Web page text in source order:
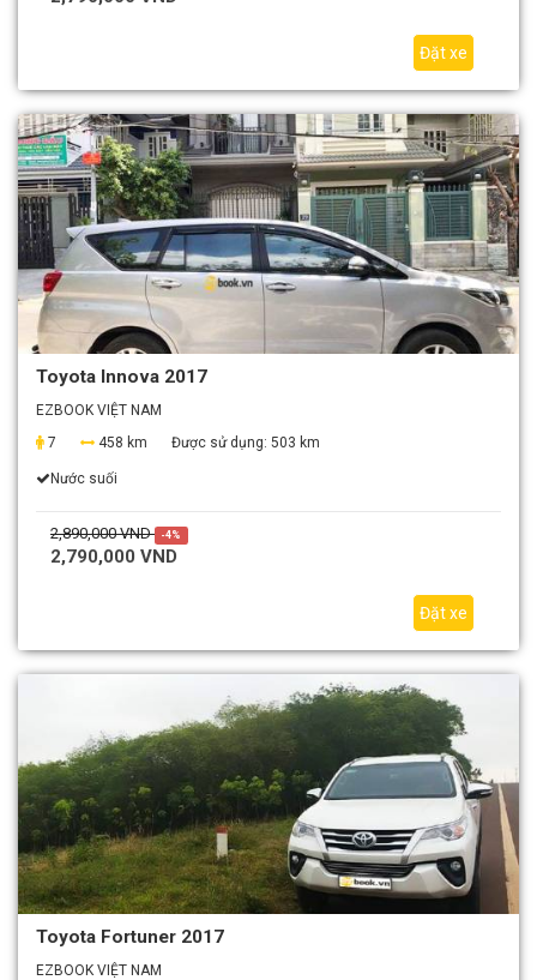
Đặt xe
Toyota Innova 2017
EZBOOK VIỆT NAM
7
458 km Được sử dụng: 503 km
Nước suối
2,890,000 VND -4%
2,790,000 VND
Đặt xe
Toyota Fortuner 2017
EZBOOK VIỆT NAM